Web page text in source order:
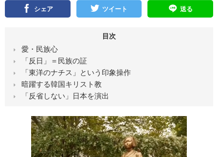
シェア ツイート 送る
目次
愛・民族心
「反日」＝民族の証
「東洋のナチス」という印象操作
暗躍する韓国キリスト教
「反省しない」日本を演出